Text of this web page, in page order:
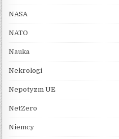
NASA
NATO
Nauka
Nekrologi
Nepotyzm UE
NetZero
Niemcy